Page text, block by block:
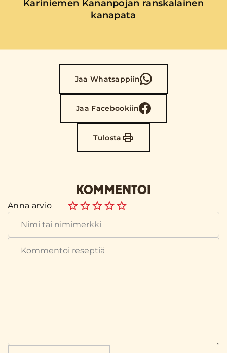
Kariniemen Kananpojan ranskalainen
kanapata
Jaa Whatsappiin
Jaa Facebookiin
Tulosta
KOMMENTOI
Anna arvio